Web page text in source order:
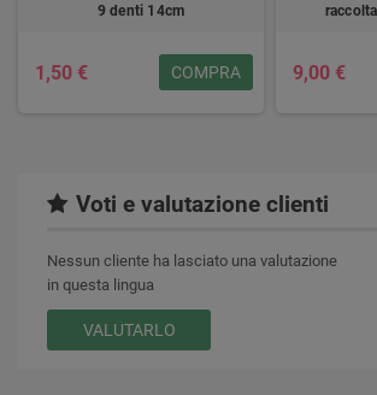
9 denti 14cm
1,50 € COMPRA 9,00 €
Voti e valutazione clienti
Nessun cliente ha lasciato una valutazione
in questa lingua
VALUTARLO